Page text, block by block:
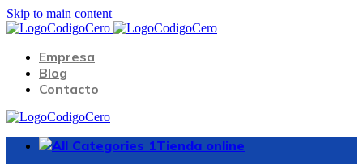
Skip to main content
Empresa
Blog
Contacto
Tienda online